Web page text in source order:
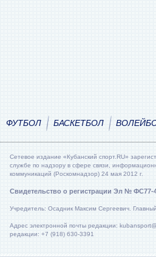
ФУТБОЛ БАСКЕТБОЛ
Сетевое издание «Кубанский спорт.RU»
службе по надзору в сфере связи,
коммуникаций (Роскомнадзор) 24 мая 2012 г.
Свидетельство о регистрации Эл № ФС77-
Учредитель: Осадник Максим Сергеевич.
Адрес электронной почты редакции:
редакции: +7 (918) 630-3391